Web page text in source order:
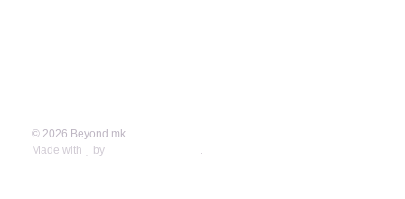
© 2026 Beyond.mk.
Made with
by